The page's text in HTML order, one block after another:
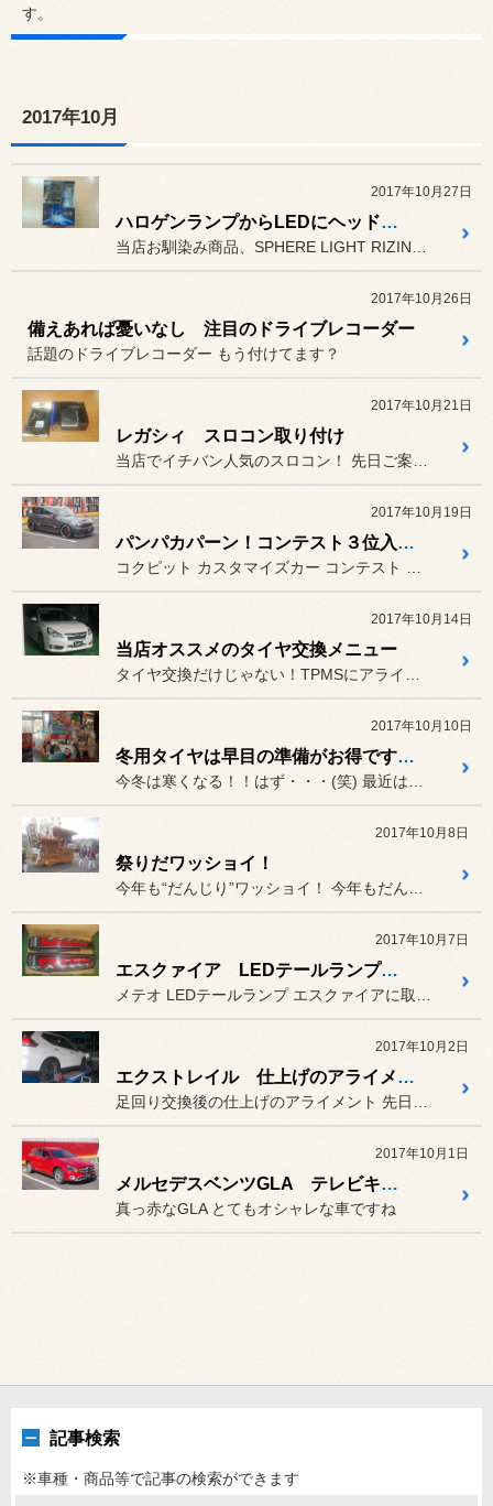
す。
2017年10月
2017年10月27日
ハロゲンランプからLEDにヘッドライト球を交換
2017年10月26日
備えあれば憂いなし 注目のドライブレコーダー
話題のドライブレコーダー もう付けてます？
2017年10月21日
レガシィ スロコン取り付け
2017年10月19日
パンパカパーン！コンテスト３位入賞！！
2017年10月14日
当店オススメのタイヤ交換メニュー
2017年10月10日
冬用タイヤは早目の準備がお得です。。。
2017年10月8日
祭りだワッショイ！
2017年10月7日
エスクァイア LEDテールランプ取り付け
2017年10月2日
エクストレイル 仕上げのアライメント
2017年10月1日
メルセデスベンツGLA テレビキャンセル
真っ赤なGLA とてもオシャレな車ですね
記事検索
※車種・商品等で記事の検索ができます